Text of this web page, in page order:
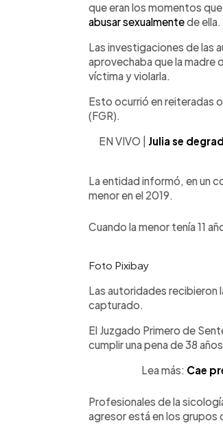
que eran los momentos
abusar sexualmentede ella.
Las investigaciones de las
aprovechaba que la madre
víctima y violarla.
Esto ocurrió en reiteradas
(FGR).
EN VIVO | Julia se
La entidad informó, en un
menor en el 2019.
Cuando la menor tenía 11
Foto Pixibay
Las autoridades recibieron
capturado.
El Juzgado Primero de
cumplir una pena de 38
Lea más: Cae
Profesionales de la
agresor está en los grupos